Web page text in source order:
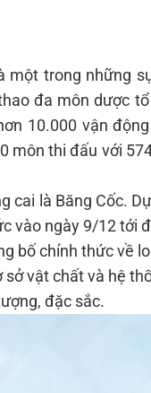
một trong những
đa môn dược
10.000 vận
môn thi đấu với
cai là Băng Cốc.
vào ngày 9/12 tới
bố chính thức về
sở vật chất và hệ
đặc sắc.